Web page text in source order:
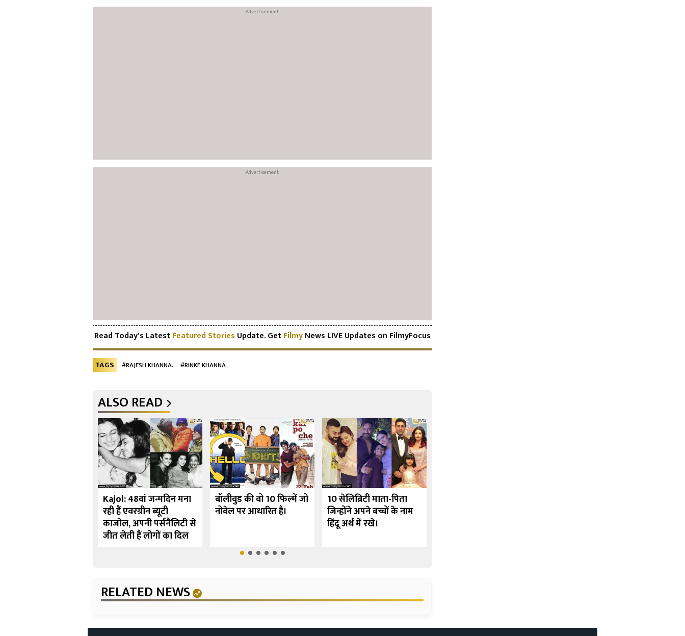
Read Today's LatestFeatured Stories Update. GetFilmyNews LIVE Updates on FilmyFocus
TAGS #RAJESH KHANNA. #RINKE KHANNA
ALSO READ
Kajol: 48वां जन्मदिन मना
रही हैं एवरग्रीन ब्यूटी
काजोल, अपनी पर्सनैलिटी से
जीत लेती हैं लोगों का दिल
बॉलीवुड की वो 10 फिल्में जो
नोवेल पर आधारित है।
10 सेलिब्रिटी माता-पिता
जिन्होंने अपने बच्चों के नाम
हिंदू अर्थ में रखे।
RELATED NEWS